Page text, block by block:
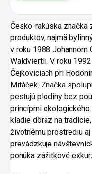
Česko-rakúska značka
produktov, najmä
v roku 1988 Johannom
Waldviertli. V roku
Čejkoviciach pri
Mitáček. Značka
pestujú plodiny bez
princípmi ekologického
kladie dôraz na
životnému prostrediu
prevádzkuje
ponúka zážitkové